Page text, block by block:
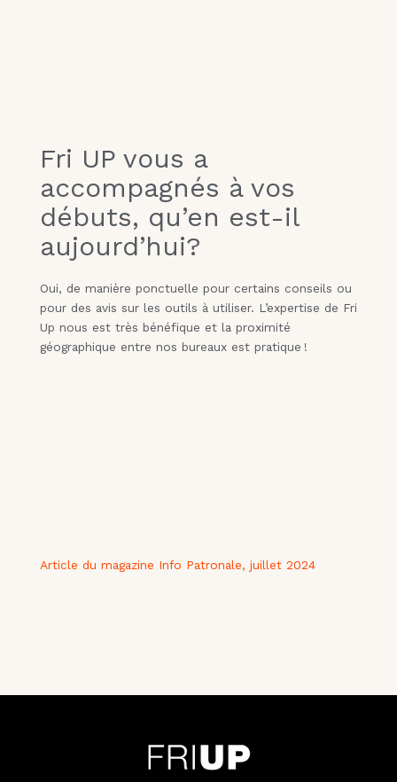
Fri UP vous a
accompagnés à vos
débuts, qu’en est-il
aujourd’hui?
Oui, de manière ponctuelle pour certains conseils ou
pour des avis sur les outils à utiliser. L’expertise de Fri
Up nous est très bénéfique et la proximité
géographique entre nos bureaux est pratique !
Article du magazine Info Patronale, juillet 2024